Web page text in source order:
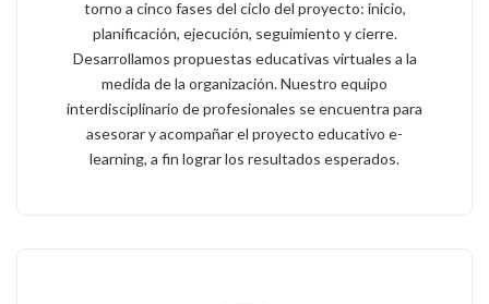
torno a cinco fases del ciclo del proyecto: inicio,
planificación, ejecución, seguimiento y cierre.
Desarrollamos propuestas educativas virtuales a la
medida de la organización. Nuestro equipo
interdisciplinario de profesionales se encuentra para
asesorar y acompañar el proyecto educativo e-
learning, a fin lograr los resultados esperados.